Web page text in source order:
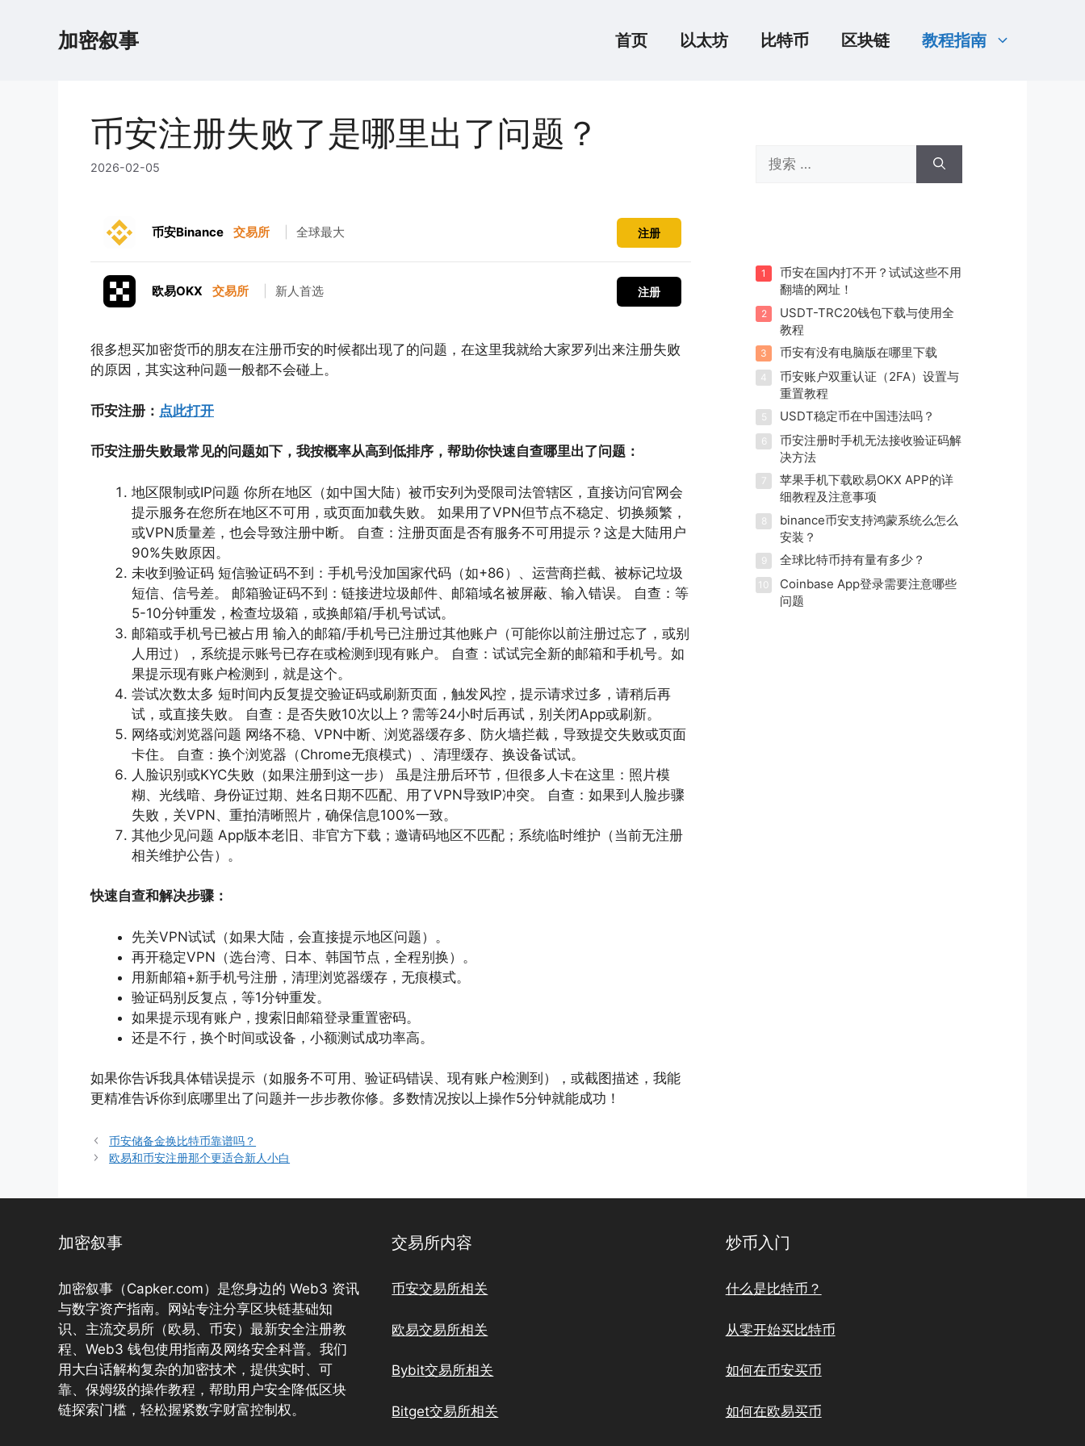
加密叙事 首页 以太坊 比特币 区块链 教程指南
币安注册失败了是哪里出了问题？
2026-02-05
币安Binance 交易所 全球最大 注册
欧易OKX 交易所 新人首选 注册
很多想买加密货币的朋友在注册币安的时候都出现了的问题，在这里我就给大家罗列出来注册失败
的原因，其实这种问题一般都不会碰上。
币安注册： 点此打开
币安注册失败最常见的问题如下，我按概率从高到低排序，帮助你快速自查哪里出了问题：
地区限制或IP问题 你所在地区（如中国大陆）被币安列为受限司法管辖区，直接访问官网会
提示服务在您所在地区不可用，或页面加载失败。 如果用了VPN但节点不稳定、切换频繁，
或VPN质量差，也会导致注册中断。 自查：注册页面是否有服务不可用提示？这是大陆用户
90%失败原因。
未收到验证码 短信验证码不到：手机号没加国家代码（如+86）、运营商拦截、被标记垃圾
短信、信号差。 邮箱验证码不到：链接进垃圾邮件、邮箱域名被屏蔽、输入错误。 自查：等
5-10分钟重发，检查垃圾箱，或换邮箱/手机号试试。
邮箱或手机号已被占用 输入的邮箱/手机号已注册过其他账户（可能你以前注册过忘了，或别
人用过），系统提示账号已存在或检测到现有账户。 自查：试试完全新的邮箱和手机号。如
果提示现有账户检测到，就是这个。
尝试次数太多 短时间内反复提交验证码或刷新页面，触发风控，提示请求过多，请稍后再
试，或直接失败。 自查：是否失败10次以上？需等24小时后再试，别关闭App或刷新。
网络或浏览器问题 网络不稳、VPN中断、浏览器缓存多、防火墙拦截，导致提交失败或页面
卡住。 自查：换个浏览器（Chrome无痕模式）、清理缓存、换设备试试。
人脸识别或KYC失败（如果注册到这一步） 虽是注册后环节，但很多人卡在这里：照片模
糊、光线暗、身份证过期、姓名日期不匹配、用了VPN导致IP冲突。 自查：如果到人脸步骤
失败，关VPN、重拍清晰照片，确保信息100%一致。
其他少见问题 App版本老旧、非官方下载；邀请码地区不匹配；系统临时维护（当前无注册
相关维护公告）。
快速自查和解决步骤：
先关VPN试试（如果大陆，会直接提示地区问题）。
再开稳定VPN（选台湾、日本、韩国节点，全程别换）。
用新邮箱+新手机号注册，清理浏览器缓存，无痕模式。
验证码别反复点，等1分钟重发。
如果提示现有账户，搜索旧邮箱登录重置密码。
还是不行，换个时间或设备，小额测试成功率高。
如果你告诉我具体错误提示（如服务不可用、验证码错误、现有账户检测到），或截图描述，我能
更精准告诉你到底哪里出了问题并一步步教你修。多数情况按以上操作5分钟就能成功！
币安储备金换比特币靠谱吗？
欧易和币安注册那个更适合新人小白
索：
1
币安在国内打不开？试试这些不用
翻墙的网址！
2
USDT-TRC20钱包下载与使用全
教程
3 币安有没有电脑版在哪里下载
4
币安账户双重认证（2FA）设置与
重置教程
5 USDT稳定币在中国违法吗？
6
币安注册时手机无法接收验证码解
决方法
7
苹果手机下载欧易OKX APP的详
细教程及注意事项
8
binance币安支持鸿蒙系统么怎么
安装？
9 全球比特币持有量有多少？
10
Coinbase App登录需要注意哪些
问题
加密叙事
加密叙事（Capker.com）是您身边的 Web3 资讯
与数字资产指南。网站专注分享区块链基础知
识、主流交易所（欧易、币安）最新安全注册教
程、Web3 钱包使用指南及网络安全科普。我们
用大白话解构复杂的加密技术，提供实时、可
靠、保姆级的操作教程，帮助用户安全降低区块
链探索门槛，轻松握紧数字财富控制权。
交易所内容
币安交易所相关
欧易交易所相关
Bybit交易所相关
Bitget交易所相关
炒币入门
什么是比特币？
从零开始买比特币
如何在币安买币
如何在欧易买币